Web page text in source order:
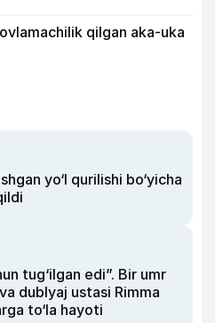
qilgan aka-uka
yo‘l qurilishi bo‘yicha
tug‘ilgan edi”. Bir umr
dublyaj ustasi Rimma
to‘la hayoti